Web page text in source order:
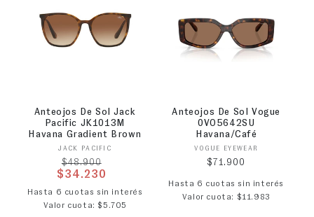
Anteojos De Sol Jack
Pacific JK1013M
Havana Gradient Brown
Proveedor:
JACK PACIFIC
Precio habitual
$48.900
$34.230
Precio de oferta
Hasta 6 cuotas sin interés
Valor cuota: $5.705
Anteojos De Sol Vogue
0VO5642SU
Havana/Café
Proveedor:
VOGUE EYEWEAR
Precio habitual
$71.900
Hasta 6 cuotas sin interés
Valor cuota: $11.983